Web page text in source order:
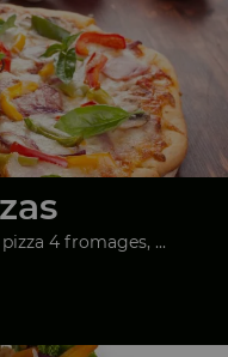
4 fromages, ...